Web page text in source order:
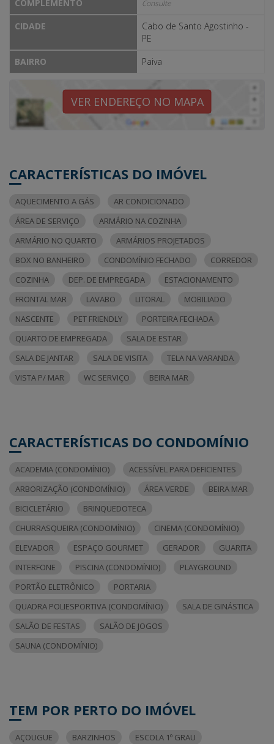
COMPLEMENTO Consulte
CIDADE
Cabo de Santo Agostinho -
PE
BAIRRO
Paiva
VER ENDEREÇO NO MAPA
CARACTERÍSTICAS DO IMÓVEL
AQUECIMENTO A GÁS
AR CONDICIONADO
ÁREA DE SERVIÇO
ARMÁRIO NA COZINHA
ARMÁRIO NO QUARTO
ARMÁRIOS PROJETADOS
BOX NO BANHEIRO
CONDOMÍNIO FECHADO
CORREDOR
COZINHA
DEP. DE EMPREGADA
ESTACIONAMENTO
FRONTAL MAR
LAVABO LITORAL
MOBILIADO
NASCENTE
PET FRIENDLY
PORTEIRA FECHADA
QUARTO DE EMPREGADA
SALA DE ESTAR
SALA DE JANTAR
SALA DE VISITA
TELA NA VARANDA
VISTA P/ MAR
WC SERVIÇO BEIRA MAR
CARACTERÍSTICAS DO CONDOMÍNIO
ACADEMIA (CONDOMÍNIO)
ACESSÍVEL PARA DEFICIENTES
ARBORIZAÇÃO (CONDOMÍNIO)
ÁREA VERDE
BEIRA MAR
BICICLETÁRIO
BRINQUEDOTECA
CHURRASQUEIRA (CONDOMÍNIO)
CINEMA (CONDOMÍNIO)
ELEVADOR
ESPAÇO GOURMET GERADOR
GUARITA
INTERFONE
PISCINA (CONDOMÍNIO)
PLAYGROUND
PORTÃO ELETRÔNICO
PORTARIA
QUADRA POLIESPORTIVA (CONDOMÍNIO)
SALA DE GINÁSTICA
SALÃO DE FESTAS
SALÃO DE JOGOS
SAUNA (CONDOMÍNIO)
TEM POR PERTO DO IMÓVEL
AÇOUGUE BARZINHOS
ESCOLA 1º GRAU